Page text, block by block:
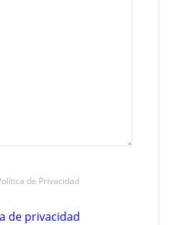
de Privacidad
de privacidad